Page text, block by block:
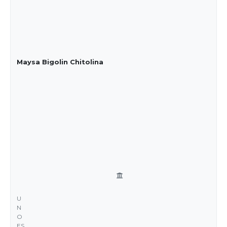
Maysa Bigolin Chitolina
U
N
O